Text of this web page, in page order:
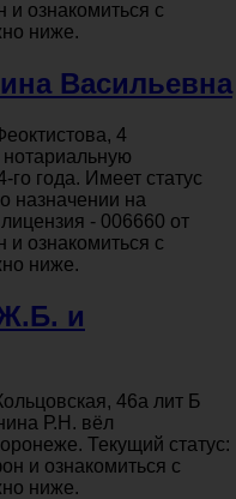
и ознакомиться с
ниже.
Васильевна
4
года. Имеет статус
назначении на
- 006660 от
и ознакомиться с
ниже.
и
46а лит Б
Р.Н. вёл
Текущий статус:
и ознакомиться с
ниже.